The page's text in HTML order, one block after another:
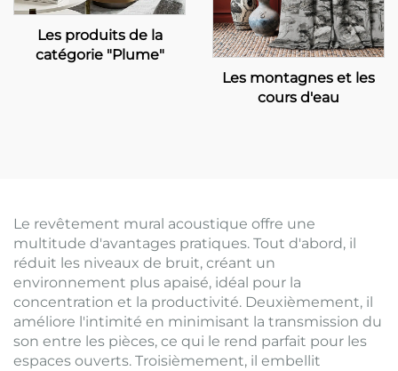
Les produits de la
catégorie "Plume"
Les montagnes et les
cours d'eau
Le revêtement mural acoustique offre une
multitude d'avantages pratiques. Tout d'abord, il
réduit les niveaux de bruit, créant un
environnement plus apaisé, idéal pour la
concentration et la productivité. Deuxièmement, il
améliore l'intimité en minimisant la transmission du
son entre les pièces, ce qui le rend parfait pour les
espaces ouverts. Troisièmement, il embellit